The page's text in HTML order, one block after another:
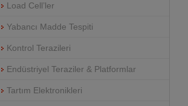
Load Cell’ler
Yabancı Madde Tespiti
Kontrol Terazileri
Endüstriyel Teraziler & Platformlar
Tartım Elektronikleri